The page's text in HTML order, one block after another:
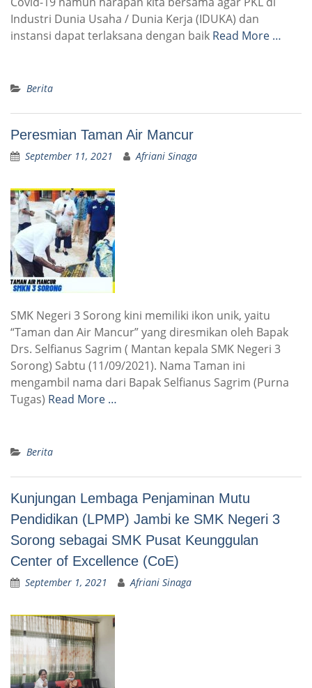
Industri Dunia Usaha / Dunia Kerja (IDUKA) dan
instansi dapat terlaksana dengan baik Read More …
Berita
Peresmian Taman Air Mancur
September 11, 2021 Afriani Sinaga
SMK Negeri 3 Sorong kini memiliki ikon unik, yaitu
“Taman dan Air Mancur” yang diresmikan oleh Bapak
Drs. Selfianus Sagrim ( Mantan kepala SMK Negeri 3
Sorong) Sabtu (11/09/2021). Nama Taman ini
mengambil nama dari Bapak Selfianus Sagrim (Purna
Tugas) Read More …
Berita
Kunjungan Lembaga Penjaminan Mutu
Pendidikan (LPMP) Jambi ke SMK Negeri 3
Sorong sebagai SMK Pusat Keunggulan
Center of Excellence (CoE)
September 1, 2021 Afriani Sinaga